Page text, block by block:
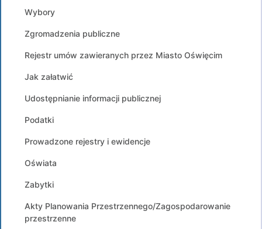
Wybory
Zgromadzenia publiczne
Rejestr umów zawieranych przez Miasto Oświęcim
Jak załatwić
Udostępnianie informacji publicznej
Podatki
Prowadzone rejestry i ewidencje
Oświata
Zabytki
Akty Planowania Przestrzennego/Zagospodarowanie
przestrzenne